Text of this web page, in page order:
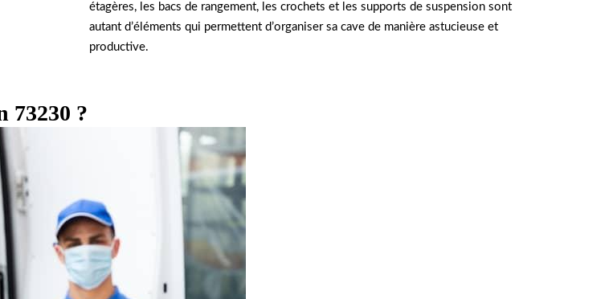
étagères, les bacs de rangement, les crochets et les supports de suspension sont
autant d’éléments qui permettent d’organiser sa cave de manière astucieuse et
productive.
73230 ?